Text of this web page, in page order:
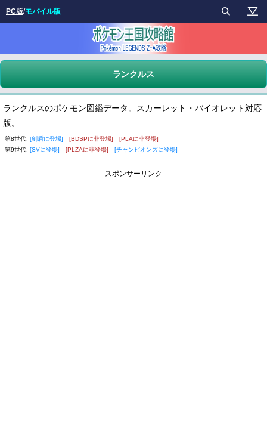
ランクルス
ランクルスのポケモン図鑑データ。スカーレット・バイオレット対応
版。
第8世代: [剣盾に登場] [BDSPに非登場]
[PLAに非登場]
第9世代: [SVに登場] [PLZAに非登場] [チャンピオンズに登場]
スポンサーリンク
PC版/モバイル版